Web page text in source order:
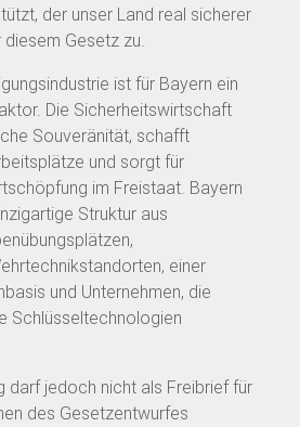
der unser Land real sicherer
Gesetz zu.
ist für Bayern ein
Die Sicherheitswirtschaft
Souveränität, schafft
und sorgt für
im Freistaat. Bayern
Struktur aus
einer
und Unternehmen, die
Schlüsseltechnologien
darf jedoch nicht als Freibrief für
des Gesetzentwurfes